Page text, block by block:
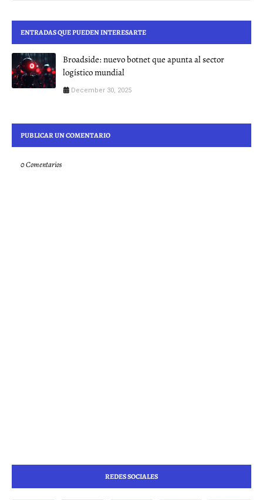
ENTRADAS QUE PUEDEN INTERESARTE
Broadside: nuevo botnet que apunta al sector
logístico mundial
December 30, 2025
PUBLICAR UN COMENTARIO
0 Comentarios
REDES SOCIALES